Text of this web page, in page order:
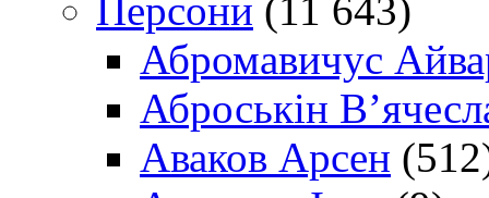
Персони (11 643)
Абромавичус
Аброськін
Аваков Арсен